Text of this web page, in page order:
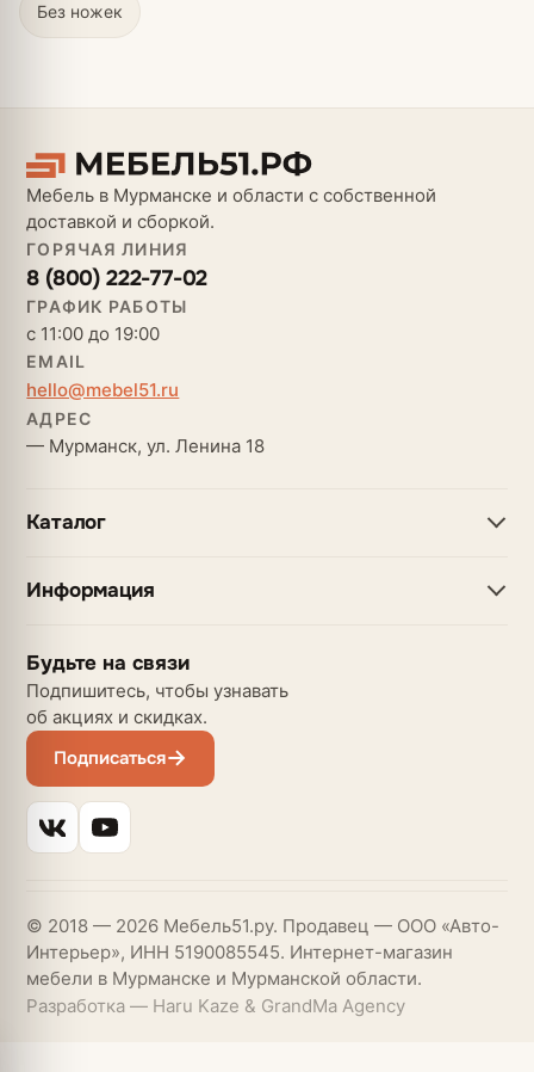
Без ножек
Мебель в Мурманске и области с собственной
доставкой и сборкой.
ГОРЯЧАЯ ЛИНИЯ
8 (800) 222-77-02
ГРАФИК РАБОТЫ
с 11:00 до 19:00
EMAIL
hello@mebel51.ru
АДРЕС
— Мурманск, ул. Ленина 18
Каталог
Информация
Будьте на связи
Подпишитесь, чтобы узнавать
об акциях и скидках.
Подписаться
© 2018 — 2026 Мебель51.ру. Продавец — ООО «Авто-
Интерьер», ИНН 5190085545. Интернет-магазин
мебели в Мурманске и Мурманской области.
Разработка — Haru Kaze & GrandMa Agency